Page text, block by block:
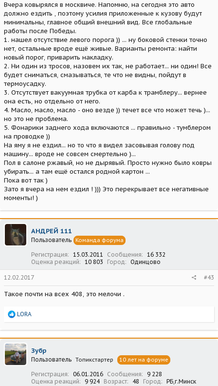
Вчера ковырялся в москвиче. Напомню, на сегодня это авто
должно ездить , поэтому усилия приложенные к кузову будут
минимальны, главное общий внешний вид. Все глобальные
работы после Победы.
1. нашел отсутствие левого порога )) ... ну боковой стенки точно
нет, остальные вроде ещё живые. Варианты ремонта: найти
новый порог, приварить накладку.
2. Ни один из тросов, назовем их так, не работает... ни один! Все
будет сниматься, смазываться, те что не видны, пойдут в
термоусадку.
3. Отсутствует вакуумная трубка от карба к трамблеру... вернее
она есть, но отдельно от него.
4. Масло, масло, масло - оно везде )) течет все что может течь )...
но это не проблема.
5. Фонарики заднего хода включаются ... правильно - тумблером
на проводке ))
На яму я не ездил... но то что я видел засовывая голову под
машину... вроде не совсем смертельно )...
Пол в салоне ржавый, но не дырявый. Просто нужно было ковры
убирать... а там ещё остался родной картон ...
Пока вот так )
Зато я вчера на нем ездил ! ))) Это перекрывает все негативные
моменты! )
АНДРЕЙ 111
Пользователь Команда форума
Регистрация 15.03.2011 Сообщения
16 332
Оценка реакций
10 803 Город Одинцово
12.02.2017 #43
Такое почти на всех 408, это мелочи .
Р
а
к
ц
и
и
LORA
Зубр
Пользователь Топикстартер 10 лет на форуме
Регистрация 06.01.2016 Сообщения
9 228
Оценка реакций
9 924 Возраст 48 Город РБ,г.Минск